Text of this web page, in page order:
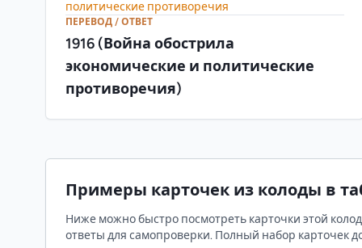
политические противоречия
ПЕРЕВОД / ОТВЕТ
1916 (Война обострила
экономические и политические
противоречия)
Примеры карточек из колоды в
Ниже можно быстро посмотреть карточки этой
ответы для самопроверки. Полный набор карточек